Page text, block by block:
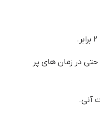
در زمان های پر
آنی.